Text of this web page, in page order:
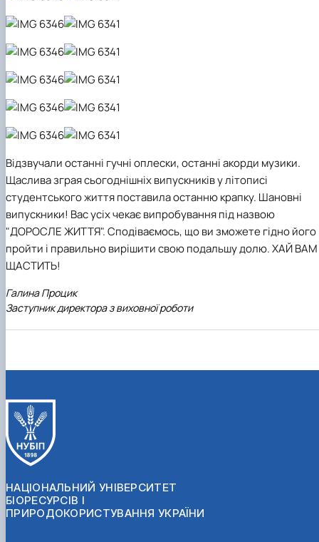
Відзвучали останні гучні оплески, останні акорди музики.
Щаслива зграя сьогоднішніх випускників у літописі
студентського життя поставила останню крапку. Шановні
випускники! Вас усіх чекає випробування під назвою
"ДОРОСЛЕ ЖИТТЯ". Сподіваємось, що ви зможете гідно його
пройти і правильно вирішити свою подальшу долю. ХАЙ ВАМ
ЩАСТИТЬ!
Галина Процик
Заступник директора з виховної роботи
НАЦІОНАЛЬНИЙ УНІВЕРСИТЕТ
БІОРЕСУРСІВ І
ПРИРОДОКОРИСТУВАННЯ УКРАЇНИ